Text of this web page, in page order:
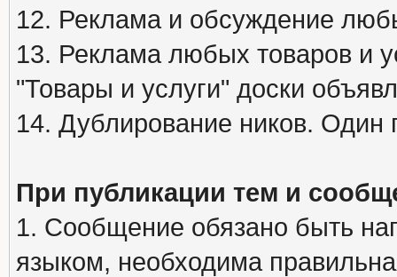
12. Реклама и обсуждение
13. Реклама любых товаров и
"Товары и услуги" доски
14. Дублирование ников. Один
При публикации тем и
1. Сообщение обязано быть
языком, необходима